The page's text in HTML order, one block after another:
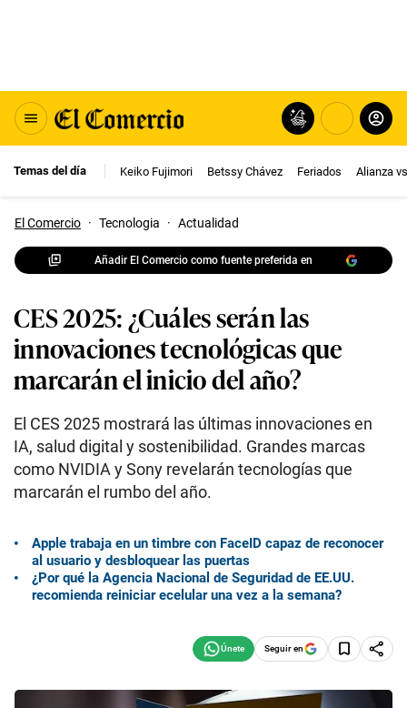
Temas del día Keiko Fujimori Betssy Chávez Feriados Alianza
El Comercio · Tecnologia · Actualidad
Añadir El Comercio como fuente preferida en
CES 2025: ¿Cuáles serán las
innovaciones tecnológicas que
marcarán el inicio del año?
El CES 2025 mostrará las últimas innovaciones en
IA, salud digital y sostenibilidad. Grandes marcas
como NVIDIA y Sony revelarán tecnologías que
marcarán el rumbo del año.
Apple trabaja en un timbre con FaceID capaz de reconocer
al usuario y desbloquear las puertas
¿Por qué la Agencia Nacional de Seguridad de EE.UU.
recomienda reiniciar ecelular una vez a la semana?
Seguir en